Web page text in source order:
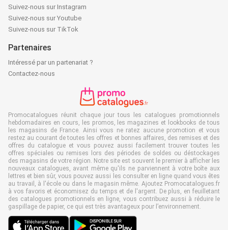
Suivez-nous sur Instagram
Suivez-nous sur Youtube
Suivez-nous sur TikTok
Partenaires
Intéressé par un partenariat ?
Contactez-nous
Promocatalogues réunit chaque jour tous les catalogues promotionnels
hebdomadaires en cours, les promos, les magazines et lookbooks de tous
les magasins de France. Ainsi vous ne ratez aucune promotion et vous
restez au courant de toutes les offres et bonnes affaires, des remises et des
offres du catalogue et vous pouvez aussi facilement trouver toutes les
offres spéciales ou remises lors des périodes de soldes ou déstockages
des magasins de votre région. Notre site est souvent le premier à afficher les
nouveaux catalogues, avant même qu'ils ne parviennent à votre boîte aux
lettres et bien sûr, vous pouvez aussi les consulter en ligne quand vous êtes
au travail, à l'école ou dans le magasin même. Ajoutez Promocatalogues.fr
à vos favoris et économisez du temps et de l'argent. De plus, en feuilletant
des catalogues promotionnels en ligne, vous contribuez aussi à réduire le
gaspillage de papier, ce qui est très avantageux pour l’environnement.